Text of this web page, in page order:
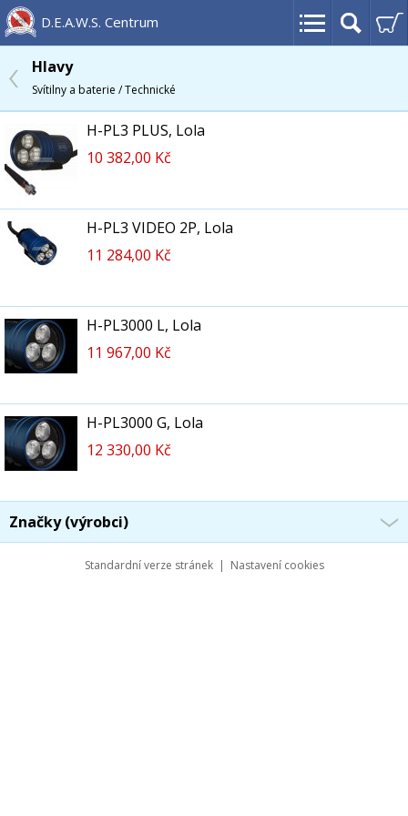
D.E.A.W.S. Centrum
Hlavy
Svítilny a baterie / Technické
H-PL3 PLUS, Lola
10 382,00 Kč
H-PL3 VIDEO 2P, Lola
11 284,00 Kč
H-PL3000 L, Lola
11 967,00 Kč
H-PL3000 G, Lola
12 330,00 Kč
Značky (výrobci)
Standardní verze stránek| Nastavení cookies